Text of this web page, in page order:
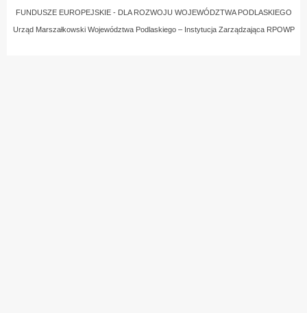
FUNDUSZE EUROPEJSKIE - DLA ROZWOJU WOJEWÓDZTWA PODLASKIEGO
Urząd Marszałkowski Województwa Podlaskiego – Instytucja Zarządzająca RPOWP